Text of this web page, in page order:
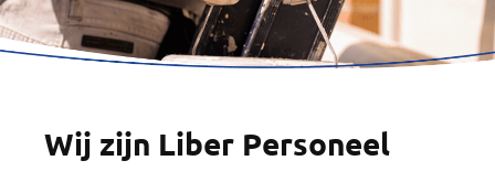
Wij zijn Liber Personeel